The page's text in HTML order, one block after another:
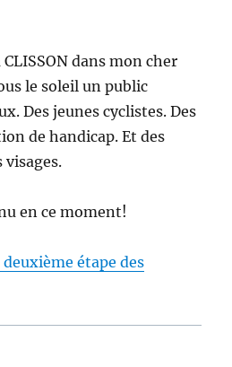
dans mon cher
le soleil un public
Des jeunes cyclistes. Des
de handicap. Et des
visages.
en ce moment!
étape des